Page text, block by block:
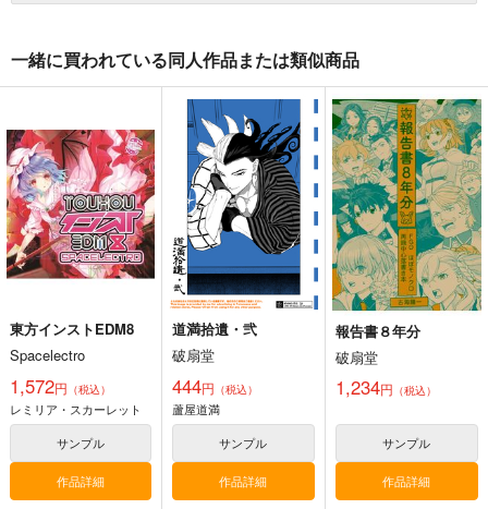
一緒に買われている同人作品または類似商品
東方インストEDM8
Spacelectro
1,572円 （税込）
レミリア・スカーレット
サンプル
作品詳細
道満拾遺・弐
破扇堂
444円 （税込）
蘆屋道満
サンプル
作品詳細
報告書８年分
破扇堂
1,234円 （税込）
サンプル
作品詳細